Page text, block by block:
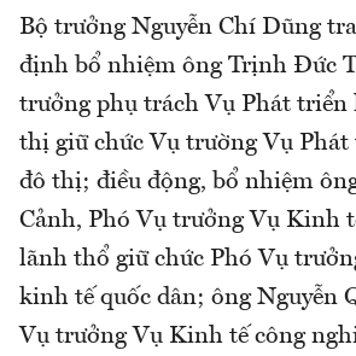
Bộ trưởng Nguyễn Chí Dũng
định bổ nhiệm ông Trịnh Đức
trưởng phụ trách Vụ Phát triển
thị giữ chức Vụ trường Vụ Phát
đô thị; điều động, bổ nhiệm
Cảnh, Phó Vụ trưởng Vụ Kinh
lãnh thổ giữ chức Phó Vụ
kinh tế quốc dân; ông Nguyễn
Vụ trưởng Vụ Kinh tế công